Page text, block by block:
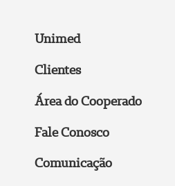
Unimed
Clientes
Área do Cooperado
Fale Conosco
Comunicação